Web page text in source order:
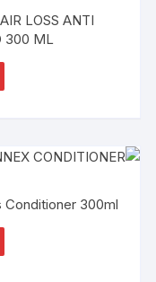
LOSS ANTI
300 ML
Conditioner 300ml